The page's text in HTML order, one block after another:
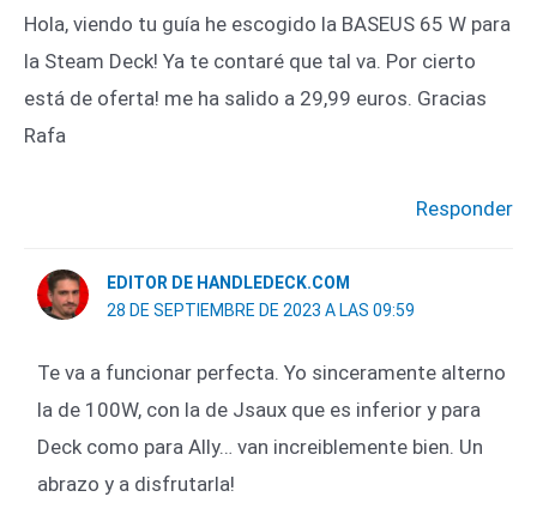
Hola, viendo tu guía he escogido la BASEUS 65 W para
la Steam Deck! Ya te contaré que tal va. Por cierto
está de oferta! me ha salido a 29,99 euros. Gracias
Rafa
Responder
EDITOR DE HANDLEDECK.COM
28 DE SEPTIEMBRE DE 2023 A LAS 09:59
Te va a funcionar perfecta. Yo sinceramente alterno
la de 100W, con la de Jsaux que es inferior y para
Deck como para Ally… van increiblemente bien. Un
abrazo y a disfrutarla!